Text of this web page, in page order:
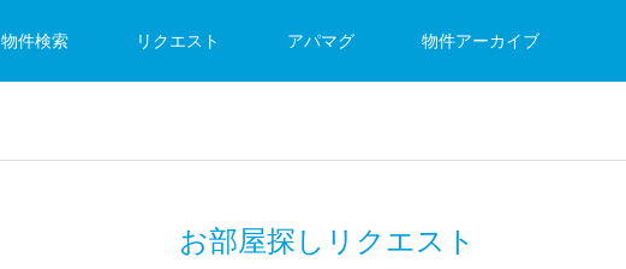
物件検索 リクエスト アパマグ 物件アーカイブ
お部屋探しリクエスト